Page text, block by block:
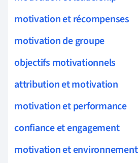
motivation et récompenses
motivation de groupe
objectifs motivationnels
attribution et motivation
motivation et performance
confiance et engagement
motivation et environnement